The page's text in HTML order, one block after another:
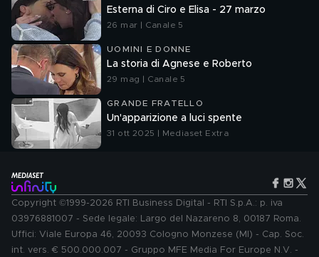
Esterna di Ciro e Elisa - 27 marzo
26 mar | Canale 5
UOMINI E DONNE
La storia di Agnese e Roberto
29 mag | Canale 5
GRANDE FRATELLO
Un'apparizione a luci spente
31 ott 2025 | Mediaset Extra
Copyright ©1999-2026 RTI Business Digital - RTI S.p.A.: p. iva
03976881007 - Sede legale: Largo del Nazareno 8, 00187 Roma.
Uffici: Viale Europa 46, 20093 Cologno Monzese (MI) - Cap. Soc.
int. vers. € 500.000.007 - Gruppo MFE Media For Europe N.V. -